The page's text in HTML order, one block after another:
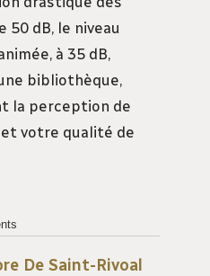
50 dB, le niveau
à 35 dB,
bibliothèque,
la perception de
votre qualité de
De Saint-Rivoal